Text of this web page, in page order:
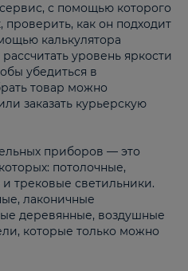
с помощью которого
проверить, как он подходит
калькулятора
уровень яркости
убедиться в
товар можно
заказать курьерскую
приборов — это
потолочные,
трековые светильники.
лаконичные
деревянные, воздушные
которые только можно